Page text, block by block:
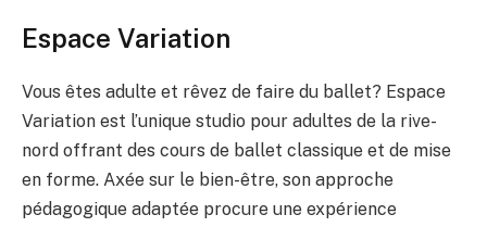
Espace Variation
Vous êtes adulte et rêvez de faire du ballet? Espace
Variation est l’unique studio pour adultes de la rive-
nord offrant des cours de ballet classique et de mise
en forme. Axée sur le bien-être, son approche
pédagogique adaptée procure une expérience